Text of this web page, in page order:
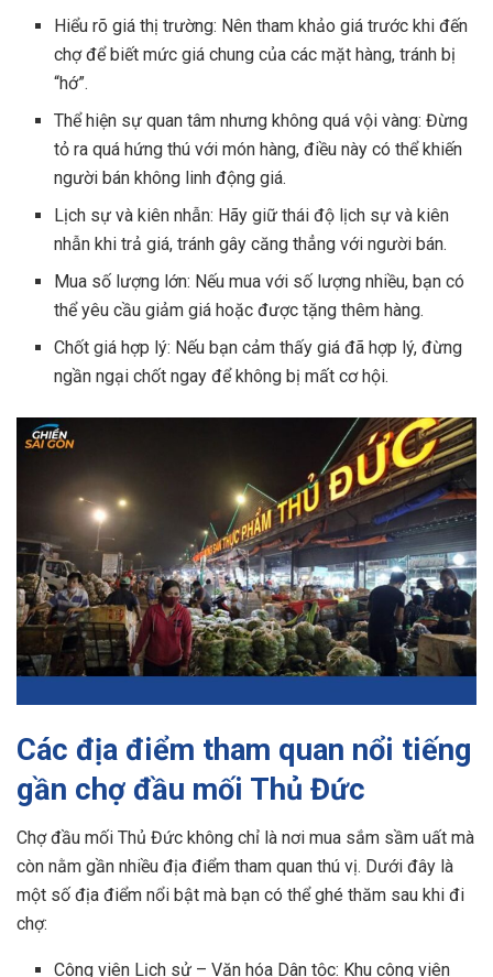
Hiểu rõ giá thị trường: Nên tham khảo giá trước khi đến
chợ để biết mức giá chung của các mặt hàng, tránh bị
“hớ”.
Thể hiện sự quan tâm nhưng không quá vội vàng: Đừng
tỏ ra quá hứng thú với món hàng, điều này có thể khiến
người bán không linh động giá.
Lịch sự và kiên nhẫn: Hãy giữ thái độ lịch sự và kiên
nhẫn khi trả giá, tránh gây căng thẳng với người bán.
Mua số lượng lớn: Nếu mua với số lượng nhiều, bạn có
thể yêu cầu giảm giá hoặc được tặng thêm hàng.
Chốt giá hợp lý: Nếu bạn cảm thấy giá đã hợp lý, đừng
ngần ngại chốt ngay để không bị mất cơ hội.
Các địa điểm tham quan nổi tiếng
gần chợ đầu mối Thủ Đức
Chợ đầu mối Thủ Đức không chỉ là nơi mua sắm sầm uất mà
còn nằm gần nhiều địa điểm tham quan thú vị. Dưới đây là
một số địa điểm nổi bật mà bạn có thể ghé thăm sau khi đi
chợ:
Công viên Lịch sử – Văn hóa Dân tộc: Khu công viên